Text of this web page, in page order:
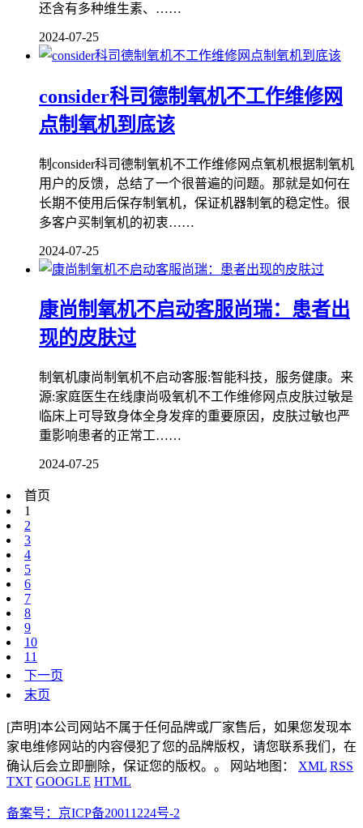
还含有多种维生素、……
2024-07-25
consider科司德制氧机不工作维修网
点制氧机到底该
制consider科司德制氧机不工作维修网点氧机根据制氧机
用户的反馈，总结了一个很普遍的问题。那就是如何在
长期不使用后保存制氧机，保证机器制氧的稳定性。很
多客户买制氧机的初衷……
2024-07-25
康尚制氧机不启动客服尚瑞：患者出
现的皮肤过
制氧机康尚制氧机不启动客服:智能科技，服务健康。来
源:家庭医生在线康尚吸氧机不工作维修网点皮肤过敏是
临床上可导致身体全身发痒的重要原因，皮肤过敏也严
重影响患者的正常工……
2024-07-25
首页
1
2
3
4
5
6
7
8
9
10
11
下一页
末页
[声明]本公司网站不属于任何品牌或厂家售后，如果您发现本
家电维修网站的内容侵犯了您的品牌版权，请您联系我们，在
确认后会立即删除，保证您的版权。。 网站地图： XML RSS
TXT GOOGLE HTML
备案号：京ICP备20011224号-2